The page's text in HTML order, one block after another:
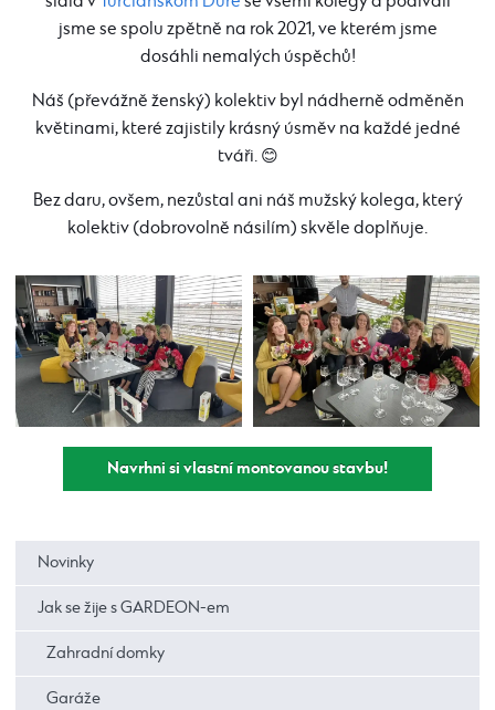
jsme se spolu zpětně na rok 2021, ve kterém jsme
dosáhli nemalých úspěchů!
Náš (převážně ženský) kolektiv byl nádherně odměněn
květinami, které zajistily krásný úsměv na každé jedné
tváři. 😊
Bez daru, ovšem, nezůstal ani náš mužský kolega, který
kolektiv (dobrovolně násilím) skvěle doplňuje.
Navrhni si vlastní montovanou stavbu!
Novinky
Jak se žije s GARDEON-em
Zahradní domky
Garáže